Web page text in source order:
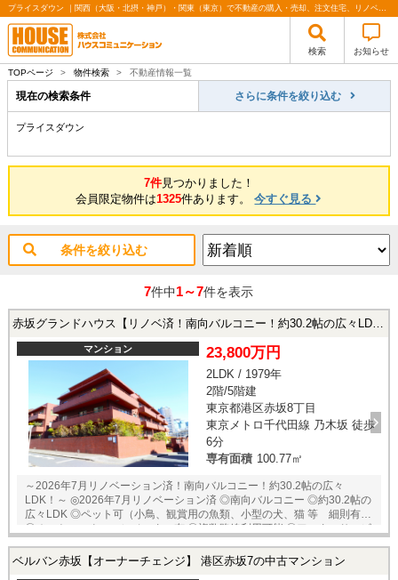
プライスダウン ｜関西（大阪・北摂・神戸）・関東（東京）で不動産の購入・売却、注文住宅、リノベーションの事なら株式会社ハウスコミュニケーション
検索 お知らせ
TOPページ > 物件検索 > 不動産情報一覧
現在の検索条件 さらに条件を絞り込む
プライスダウン
7件見つかりました！
会員限定物件は1325件あります。今すぐ見る
条件を絞り込む
7件中1～7件を表示
赤坂グランドハウス【リノベ済！南向バルコニー！約30.2帖の広々LDK！】 港区赤坂8丁目の中古マンション
マンション 23,800万円
2LDK / 1979年
2階/5階建
東京都港区赤坂8丁目
東京メトロ千代田線 乃木坂 徒歩
6分
専有面積 100.77㎡
～2026年7月リノベーション済！南向バルコニー！約30.2帖の広々
LDK！～ ◎2026年7月リノベーション済 ◎南向バルコニー ◎約30.2帖の
広々LDK ◎ペット可（小鳥、観賞用の魚類、小型の犬、猫 等 細則有）
◎オートロック、エレベーター有 ◎複数路線利用可能 ◎アフターサービ
（月額） ヒーツ基本料 1，563円/月 冷暖房・給湯設備維持費 4，925円/
ベルバン赤坂【オーナーチェンジ】 港区赤坂7の中古マンション